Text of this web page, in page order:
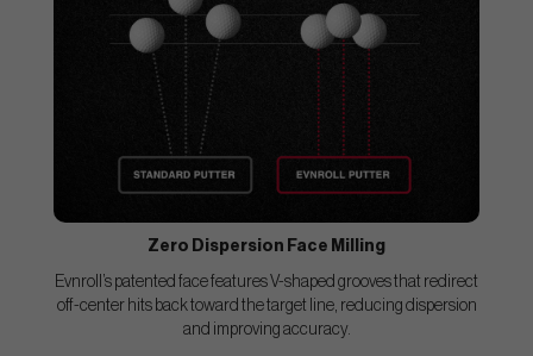
Zero Dispersion Face Milling
Evnroll’s patented face features V-shaped grooves that redirect
off-center hits back toward the target line, reducing dispersion
and improving accuracy.